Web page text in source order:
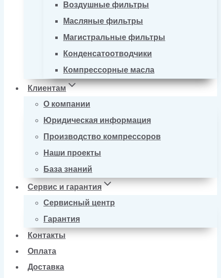
Воздушные фильтры
Масляные фильтры
Магистральные фильтры
Конденсатоотводчики
Компрессорные масла
Клиентам
О компании
Юридическая информация
Производство компрессоров
Наши проекты
База знаний
Сервис и гарантия
Сервисный центр
Гарантия
Контакты
Оплата
Доставка